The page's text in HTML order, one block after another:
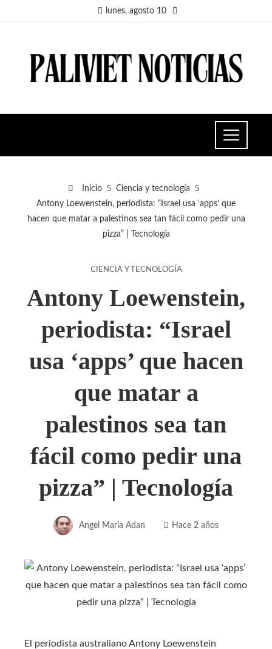
lunes, agosto 10
Inicio
Ciencia y tecnología
Antony Loewenstein, periodista: “Israel usa ‘apps’ que
hacen que matar a palestinos sea tan fácil como pedir una
pizza” | Tecnología
CIENCIA Y TECNOLOGÍA
Antony Loewenstein,
periodista: “Israel
usa ‘apps’ que hacen
que matar a
palestinos sea tan
fácil como pedir una
pizza” | Tecnología
Angel Maria Adan Hace 2 años
El periodista australiano Antony Loewenstein